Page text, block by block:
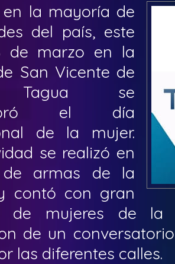
la mayoría de
del país, este
de marzo en la
San Vicente de
Tagua se
el día
de la mujer.
se realizó en
armas de la
contó con gran
de mujeres de la
de un
las diferentes calles.